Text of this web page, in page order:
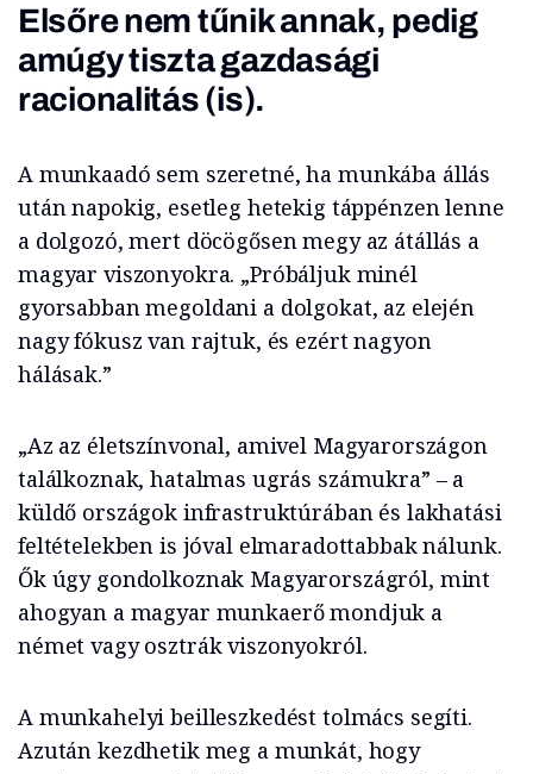
Elsőre nem tűnik annak, pedig
amúgy tiszta gazdasági
racionalitás (is).
A munkaadó sem szeretné, ha munkába állás
után napokig, esetleg hetekig táppénzen lenne
a dolgozó, mert döcögősen megy az átállás a
magyar viszonyokra. „Próbáljuk minél
gyorsabban megoldani a dolgokat, az elején
nagy fókusz van rajtuk, és ezért nagyon
hálásak.”
„Az az életszínvonal, amivel Magyarországon
találkoznak, hatalmas ugrás számukra” – a
küldő országok infrastruktúrában és lakhatási
feltételekben is jóval elmaradottabbak nálunk.
Ők úgy gondolkoznak Magyarországról, mint
ahogyan a magyar munkaerő mondjuk a
német vagy osztrák viszonyokról.
A munkahelyi beilleszkedést tolmács segíti.
Azután kezdhetik meg a munkát, hogy